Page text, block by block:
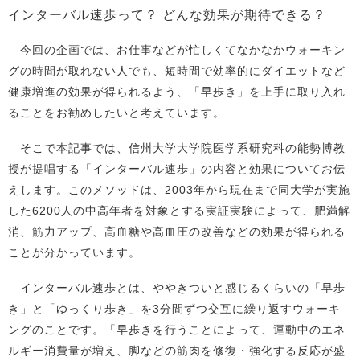
インターバル速歩って？ どんな効果が期待できる？
今回の企画では、お仕事などが忙しくてなかなかウォーキン
グの時間が取れない人でも、短時間で効率的にダイエットなど
健康増進の効果が得られるよう、「早歩き」を上手に取り入れ
ることをお勧めしたいと考えています。
そこで本記事では、信州大学大学院医学系研究科の能勢博教
授が提唱する「インターバル速歩」の内容と効果についてお伝
えします。このメソッドは、2003年から現在まで同大学が実施
した6200人の中高年者を対象とする実証実験によって、肥満解
消、筋力アップ、高血糖や高血圧の改善などの効果が得られる
ことが分かっています。
インターバル速歩とは、ややきついと感じるくらいの「早歩
き」と「ゆっくり歩き」を3分間ずつ交互に繰り返すウォーキ
ングのことです。「早歩きを行うことによって、運動中のエネ
ルギー消費量が増え、脚などの筋肉を修復・強化する反応が盛